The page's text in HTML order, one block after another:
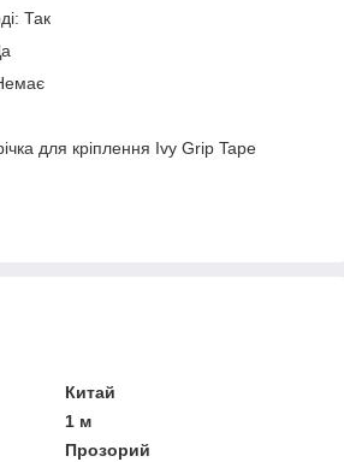
Так
для кріплення Ivy Grip Tape
Китай
1 м
Прозорий